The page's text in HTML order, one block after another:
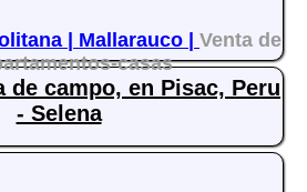
| Mallarauco | Venta de
casas
de campo, en Pisac, Peru
- Selena